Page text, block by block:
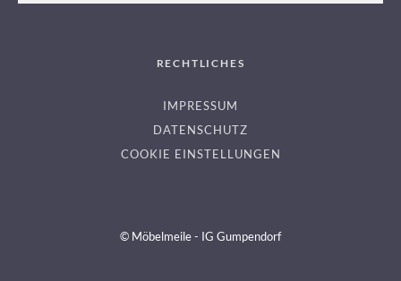
RECHTLICHES
IMPRESSUM
DATENSCHUTZ
COOKIE EINSTELLUNGEN
© Möbelmeile - IG Gumpendorf